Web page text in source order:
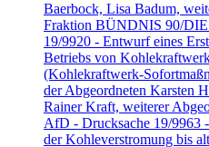
Baerbock, Lisa Badum,
Fraktion BÜNDNIS 90/
19/9920 - Entwurf eines
Betriebs von
(Kohlekraftwerk-
der Abgeordneten Karsten
Rainer Kraft, weiterer
AfD - Drucksache 19/9963
der Kohleverstromung bis